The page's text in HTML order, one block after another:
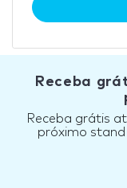
Receba
Receba grátis
próximo stand